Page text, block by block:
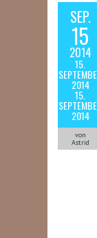
SEP.
15
2014
15.
2014
15.
2014
von
Astrid